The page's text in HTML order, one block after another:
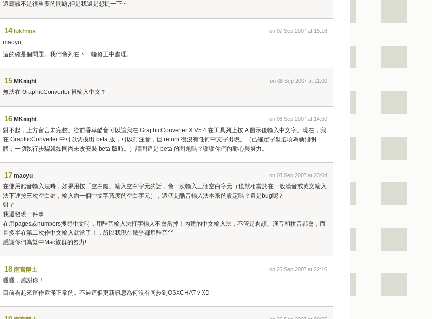
這應該不是很重要的問題,但是我還是想提一下~
on 07 Sep 2007 at 15:18
14 lukhnos
maoyu,
這的確是個問題。我們會列在下一輪修正中處理。
on 08 Sep 2007 at 11:00
15 MKnight
無法在 GraphicConverter 裡輸入中文？
on 08 Sep 2007 at 14:50
16 MKnight
對不起，上方留言未完整。從前香草酷音可以讓我在 GraphicConverter X V5.4 在工具列上按 A 圖示後輸入中文字。現在，我
在 GraphicConverter 中可以切換出 beta 版，可以打注音，但 return 後沒有任何中文字出現。（已確定字型選項為新細明
體；一切執行步驟就如同尚未改安裝 beta 版時。）請問這是 beta 的問題嗎？謝謝你們的耐心與努力。
on 08 Sep 2007 at 23:04
17 maoyu
在使用酷音輸入法時，如果用按「空白鍵」輸入空白字元的話，會一次輸入三個空白字元（也就相當於在一般漢音或英文輸入
法下連按三次空白鍵，輸入約一個中文字寬度的空白字元），這個是酷音輸入法本來的設定嗎？還是bug呢？
對了
我還發現一件事
在用pages或numbers搜尋中文時，用酷音輸入法打字輸入不會當掉！內建的中文輸入法，不管是倉頡、漢音和拼音都會，而
且多半在第二次作中文輸入就當了！，所以我現在幾乎都用酷音^^
感謝你們為繁中Mac族群的努力!
on 25 Sep 2007 at 22:16
18 南宮博士
喔喔，感謝你！
目前看起來運作還滿正常的。不過這個更新訊息為何沒有同步到OSXCHAT？XD